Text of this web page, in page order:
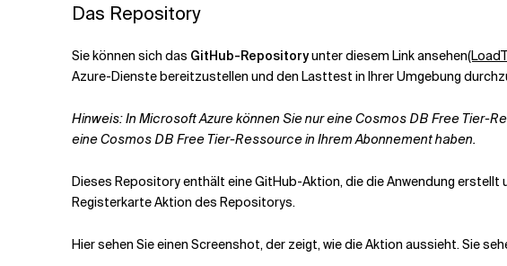
Das Repository
Sie können sich das GitHub-Repositoryunter diesem Link ansehen
Azure-Dienste bereitzustellen und den Lasttest in Ihrer Umgebung
Hinweis: In Microsoft Azure können Sie nur eine Cosmos DB Free
eine Cosmos DB Free Tier-Ressource in Ihrem Abonnement haben.
Dieses Repository enthält eine GitHub-Aktion, die die Anwendung
Registerkarte Aktion des Repositorys.
Hier sehen Sie einen Screenshot, der zeigt, wie die Aktion aussieht. Sie